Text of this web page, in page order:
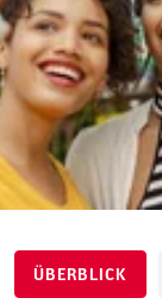
ÜBERBLICK